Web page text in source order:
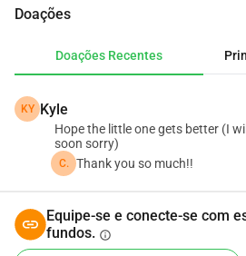
Doações
Doações Recentes
KY Kyle
Hope the little one gets better (I
soon sorry)
C. Thank you so much!!
Equipe-se e conecte-se com
fundos. info